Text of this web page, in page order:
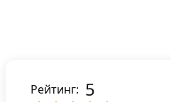
Рейтинг: 5